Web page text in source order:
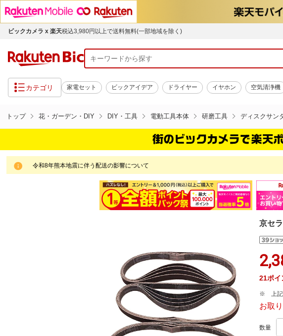
ビックカメラ x 楽天税込3,980円以上で送料無料(一部地域を除く)
カテゴリ 家電セット ビックアイデア ドライヤー イヤホン 空気清浄機
トップ 花・ガーデン・DIY DIY・工具 電動工具本体 研磨工具 ディスクサン
令和8年熊本地震に伴う配送の影響について
京セ
21ポイ
上
お取
数量